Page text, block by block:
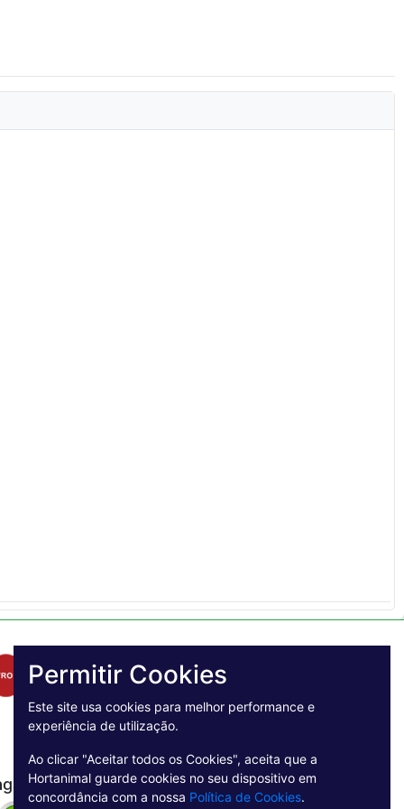
Seguro
Permitir Cookies
Este site usa cookies para melhor performance e
experiência de utilização.
Ao clicar "Aceitar todos os Cookies", aceita que a
Hortanimal guarde cookies no seu dispositivo em
concordância com a nossa Política de Cookies.